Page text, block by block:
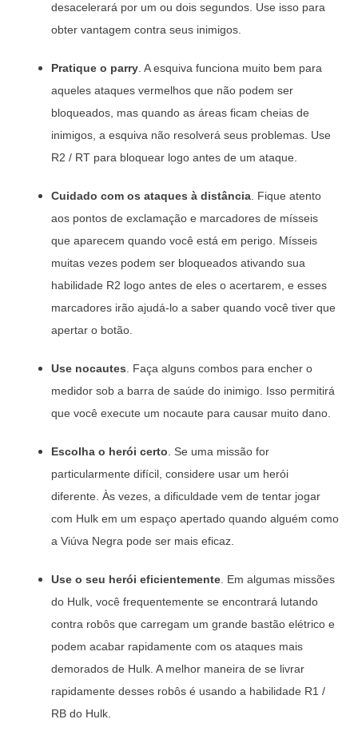
desacelerará por um ou dois segundos. Use isso para
obter vantagem contra seus inimigos.
Pratique o parry . A esquiva funciona muito bem para
aqueles ataques vermelhos que não podem ser
bloqueados, mas quando as áreas ficam cheias de
inimigos, a esquiva não resolverá seus problemas. Use
R2 / RT para bloquear logo antes de um ataque.
Cuidado com os ataques à distância . Fique atento
aos pontos de exclamação e marcadores de mísseis
que aparecem quando você está em perigo. Mísseis
muitas vezes podem ser bloqueados ativando sua
habilidade R2 logo antes de eles o acertarem, e esses
marcadores irão ajudá-lo a saber quando você tiver que
apertar o botão.
Use nocautes . Faça alguns combos para encher o
medidor sob a barra de saúde do inimigo. Isso permitirá
que você execute um nocaute para causar muito dano.
Escolha o herói certo . Se uma missão for
particularmente difícil, considere usar um herói
diferente. Às vezes, a dificuldade vem de tentar jogar
com Hulk em um espaço apertado quando alguém como
a Viúva Negra pode ser mais eficaz.
Use o seu herói eficientemente . Em algumas missões
do Hulk, você frequentemente se encontrará lutando
contra robôs que carregam um grande bastão elétrico e
podem acabar rapidamente com os ataques mais
demorados de Hulk. A melhor maneira de se livrar
rapidamente desses robôs é usando a habilidade R1 /
RB do Hulk.